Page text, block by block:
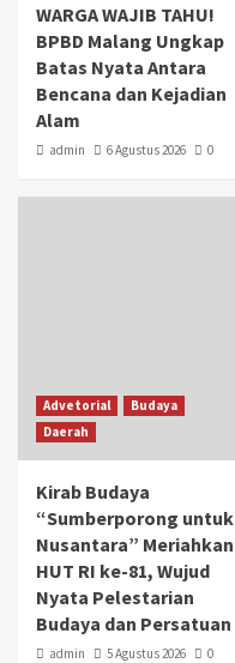
WARGA WAJIB TAHU!
BPBD Malang Ungkap
Batas Nyata Antara
Bencana dan Kejadian
Alam
admin 6 Agustus 2026 0
Advetorial
Budaya
Daerah
Kirab Budaya
“Sumberporong untuk
Nusantara” Meriahkan
HUT RI ke-81, Wujud
Nyata Pelestarian
Budaya dan Persatuan
admin 5 Agustus 2026 0